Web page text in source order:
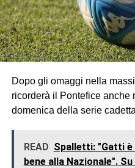
Dopo gli omaggi nella
ricorderà il Pontefice anche
domenica della serie cadetta
READ Spalletti: "Gatti
bene alla Nazionale". Su